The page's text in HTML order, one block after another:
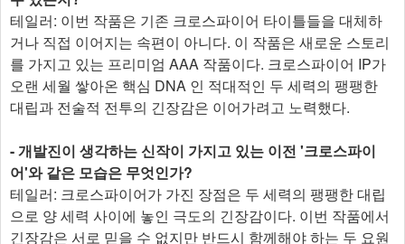
테일러: 이번 작품은 기존 크로스파이어 타이틀들을 대체하
거나 직접 이어지는 속편이 아니다. 이 작품은 새로운 스토리
를 가지고 있는 프리미엄 AAA 작품이다. 크로스파이어 IP가
오랜 세월 쌓아온 핵심 DNA 인 적대적인 두 세력의 팽팽한
대립과 전술적 전투의 긴장감은 이어가려고 노력했다.
- 개발진이 생각하는 신작이 가지고 있는 이전 '크로스파이
어'와 같은 모습은 무엇인가?
테일러: 크로스파이어가 가진 장점은 두 세력의 팽팽한 대립
으로 양 세력 사이에 놓인 극도의 긴장감이다. 이번 작품에서
긴장감은 서로 믿을 수 없지만 반드시 함께해야 하는 두 요원